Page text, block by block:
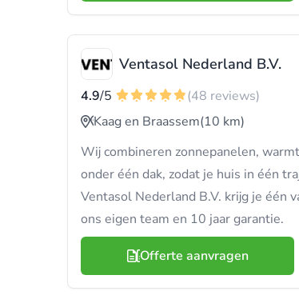
Ventasol Nederland B.V.
4.9/5
(48 reviews)
Kaag en Braassem(10 km)
Wij combineren zonnepanelen,
onder één dak, zodat je huis in één
Ventasol Nederland B.V. krijg je één
ons eigen team en 10 jaar garantie.
Offerte aanvragen